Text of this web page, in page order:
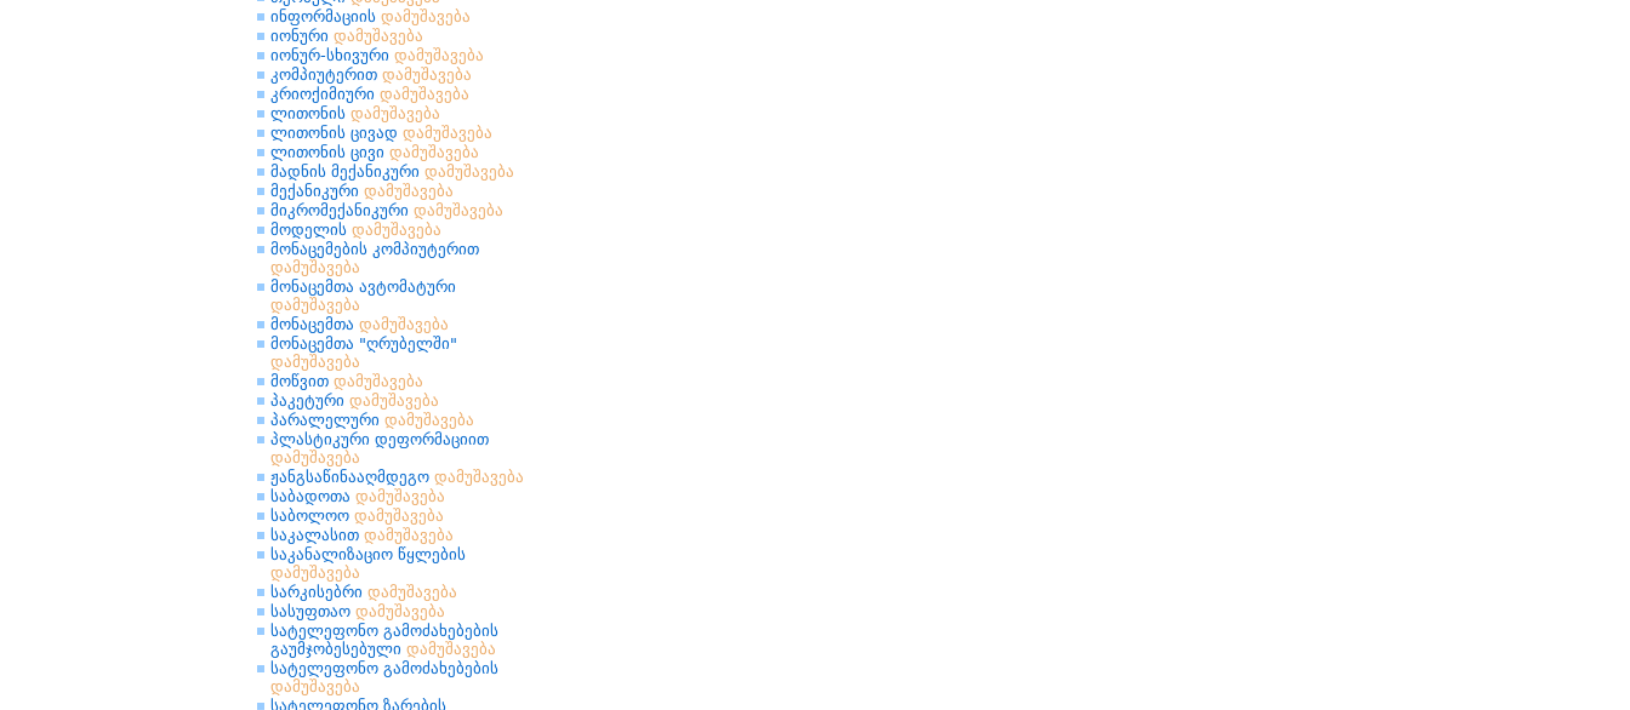
ინფორმაციის დამუშავება
იონური დამუშავება
იონურ-სხივური დამუშავება
კომპიუტერით დამუშავება
კრიოქიმიური დამუშავება
ლითონის დამუშავება
ლითონის ცივად დამუშავება
ლითონის ცივი დამუშავება
მადნის მექანიკური დამუშავება
მექანიკური დამუშავება
მიკრომექანიკური დამუშავება
მოდელის დამუშავება
მონაცემების კომპიუტერით
დამუშავება
მონაცემთა ავტომატური
დამუშავება
მონაცემთა დამუშავება
მონაცემთა "ღრუბელში"
დამუშავება
მოწვით დამუშავება
პაკეტური დამუშავება
პარალელური დამუშავება
პლასტიკური დეფორმაციით
დამუშავება
ჟანგსაწინააღმდეგო დამუშავება
საბადოთა დამუშავება
საბოლოო დამუშავება
საკალასით დამუშავება
საკანალიზაციო წყლების
დამუშავება
სარკისებრი დამუშავება
სასუფთაო დამუშავება
სატელეფონო გამოძახებების
გაუმჯობესებული დამუშავება
სატელეფონო გამოძახებების
დამუშავება
სატელეფონო ზარების